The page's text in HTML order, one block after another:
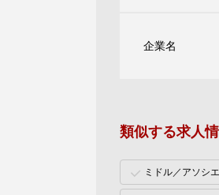
企業名
類似する求人
ミドル／アソシ